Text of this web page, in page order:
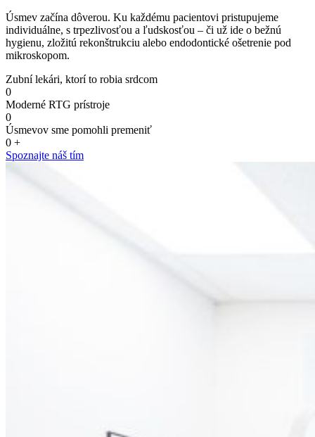
Úsmev začína dôverou. Ku každému pacientovi pristupujeme
individuálne, s trpezlivosťou a ľudskosťou – či už ide o bežnú
hygienu, zložitú rekonštrukciu alebo endodontické ošetrenie pod
mikroskopom.
Zubní lekári, ktorí to robia srdcom
0
Moderné RTG prístroje
0
Úsmevov sme pomohli premeniť
0 +
Spoznajte náš tím